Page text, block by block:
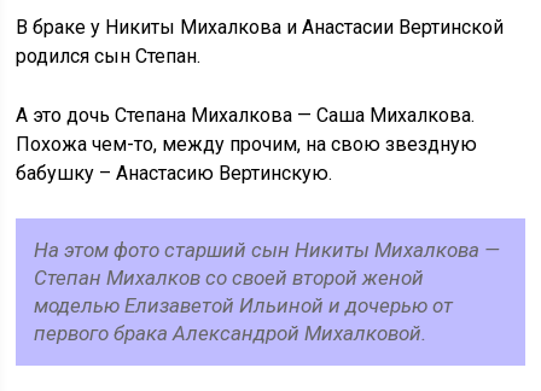
В браке у Никиты Михалкова и Анастасии Вертинской
родился сын Степан.
А это дочь Степана Михалкова — Саша Михалкова.
Похожа чем-то, между прочим, на свою звездную
бабушку – Анастасию Вертинскую.
На этом фото старший сын Никиты Михалкова —
Степан Михалков со своей второй женой
моделью Елизаветой Ильиной и дочерью от
первого брака Александрой Михалковой.